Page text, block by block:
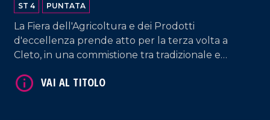
ST 4 PUNTATA
La Fiera dell'Agricoltura e dei Prodotti
d'eccellenza prende atto per la terza volta a
Cleto, in una commistione tra tradizionale e
VAI AL TITOLO